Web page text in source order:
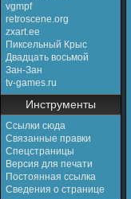
vgmpf
retroscene.org
zxart.ee
Пиксельный Крыс
Двадцать восьмой
Зан-Зан
tv-games.ru
Инструменты
Ссылки сюда
Связанные правки
Спецстраницы
Версия для печати
Постоянная ссылка
Сведения о странице